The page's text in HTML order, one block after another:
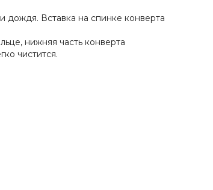
дождя. Вставка на спинке конверта
нижняя часть конверта
чистится.